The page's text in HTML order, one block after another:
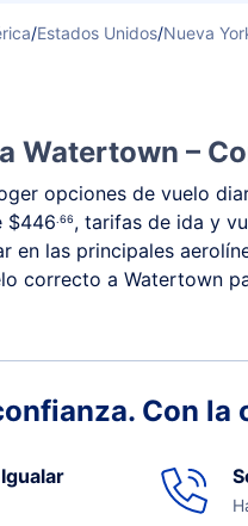
/Estados Unidos/Nueva
Watertown –
opciones de vuelo
$446.66, tarifas de ida y
en las principales
correcto a Watertown
Con la